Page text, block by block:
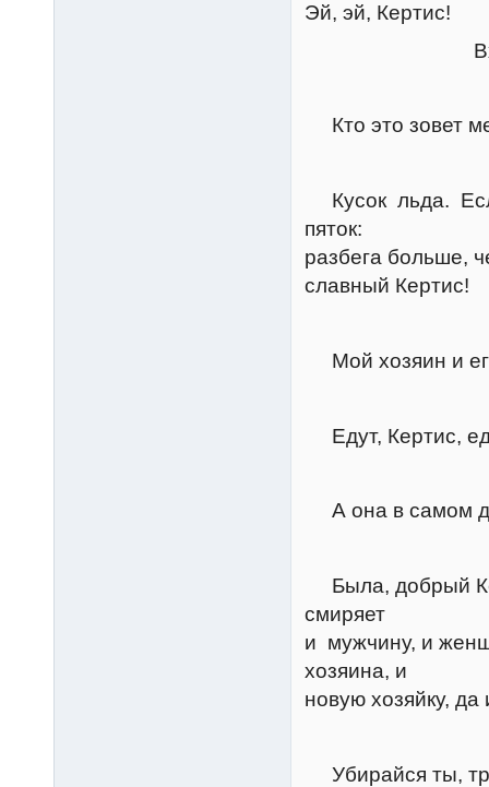
Эй, эй, Кертис!
Входит
Кто это зовет
Кусок льда.
пяток:
разбега больше,
славный Кертис!
Мой хозяин и
Едут, Кертис,
А она в самом
Была, добрый
смиряет
и мужчину, и
хозяина, и
новую хозяйку,
Убирайся ты,